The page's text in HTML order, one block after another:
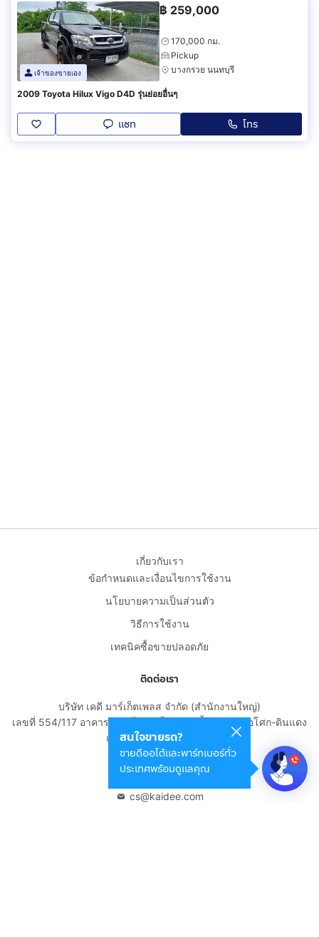
เจ้าของขายเอง
฿ 259,000
170,000 กม.
Pickup
บางกรวย นนทบุรี
2009 Toyota Hilux Vigo D4D รุ่นย่อยอื่นๆ
แชท โทร
สนใจขายรถ?
ขายดีออโต้และพาร์ทเนอร์ทั่ว
ประเทศพร้อมดูแลคุณ
เกี่ยวกับเรา
ข้อกำหนดและเงื่อนไขการใช้งาน
นโยบายความเป็นส่วนตัว
วิธีการใช้งาน
เทคนิคซื้อขายปลอดภัย
ติดต่อเรา
บริษัท เคดี มาร์เก็ตเพลส จำกัด (สำนักงานใหญ่)
เลขที่ 554/117 อาคารสกายไนน์ เซ็นเตอร์ ชั้น 22 ถนนอโศก-ดินแดง
แขวงดินแดง เขตดินแดง
กรุงเทพมหานคร 10400
cs@kaidee.com